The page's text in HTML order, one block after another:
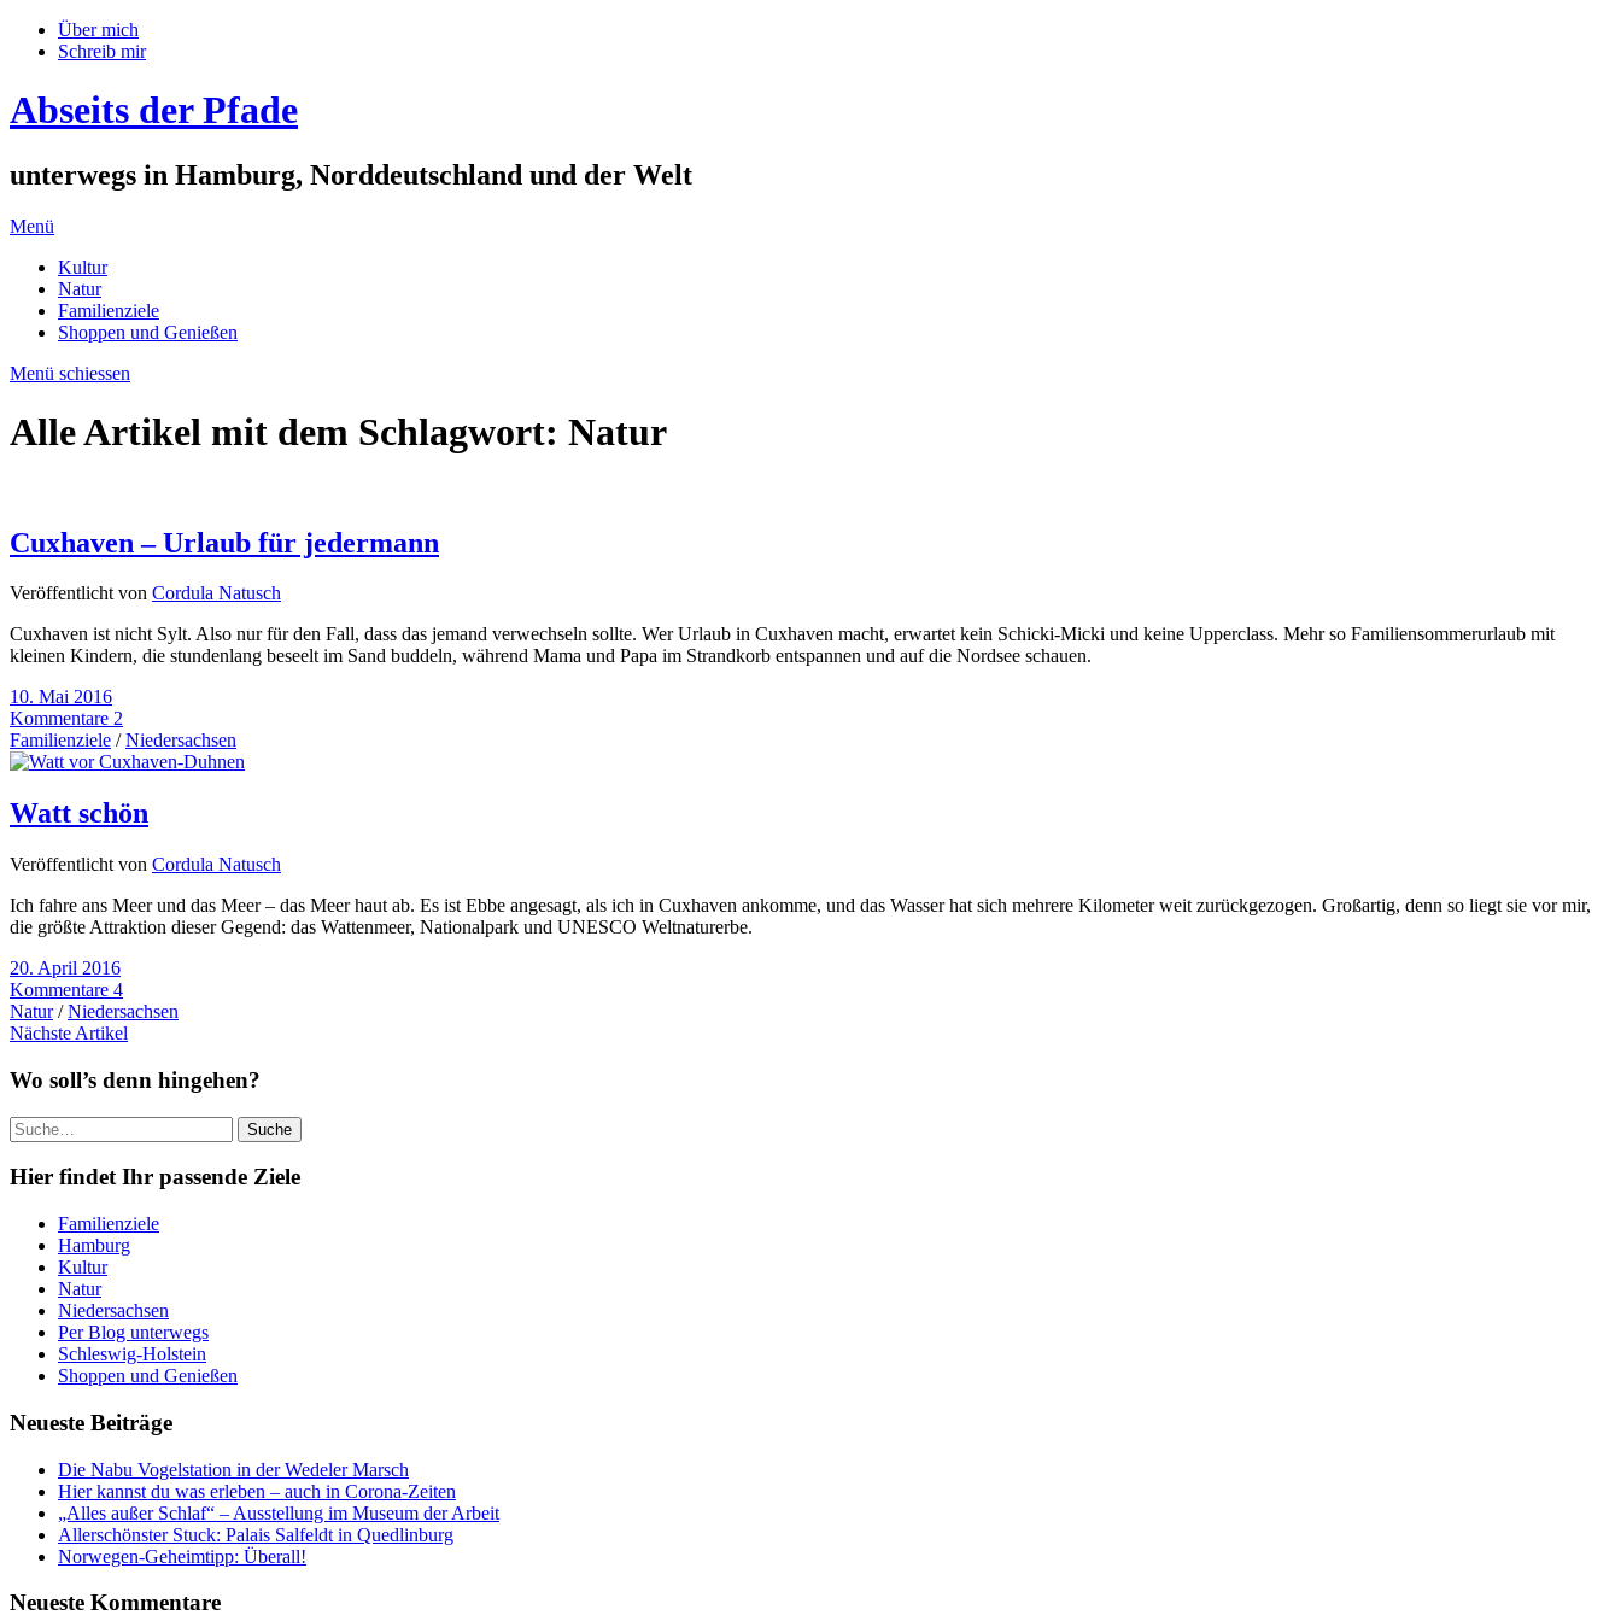
Über mich
Schreib mir
Abseits der Pfade
unterwegs in Hamburg, Norddeutschland und der Welt
Menü
Kultur
Natur
Familienziele
Shoppen und Genießen
Menü schiessen
Alle Artikel mit dem Schlagwort: Natur
Cuxhaven – Urlaub für jedermann
Veröffentlicht von Cordula Natusch
Cuxhaven ist nicht Sylt. Also nur für den Fall, dass das jemand verwechseln sollte. Wer Urlaub in Cuxhaven macht, erwartet kein Schicki-Micki und keine Upperclass. Mehr so Familiensommerurlaub mit
kleinen Kindern, die stundenlang beseelt im Sand buddeln, während Mama und Papa im Strandkorb entspannen und auf die Nordsee schauen.
10. Mai 2016
Kommentare 2
Familienziele /Niedersachsen
Watt schön
Veröffentlicht von Cordula Natusch
Ich fahre ans Meer und das Meer – das Meer haut ab. Es ist Ebbe angesagt, als ich in Cuxhaven ankomme, und das Wasser hat sich mehrere Kilometer weit zurückgezogen. Großartig, denn so liegt sie vor mir,
die größte Attraktion dieser Gegend: das Wattenmeer, Nationalpark und UNESCO Weltnaturerbe.
20. April 2016
Kommentare 4
Natur/Niedersachsen
Nächste Artikel
Wo soll’s denn hingehen?
Suche
Hier findet Ihr passende Ziele
Familienziele
Hamburg
Kultur
Natur
Niedersachsen
Per Blog unterwegs
Schleswig-Holstein
Shoppen und Genießen
Neueste Beiträge
Die Nabu Vogelstation in der Wedeler Marsch
Hier kannst du was erleben – auch in Corona-Zeiten
„Alles außer Schlaf“ – Ausstellung im Museum der Arbeit
Allerschönster Stuck: Palais Salfeldt in Quedlinburg
Norwegen-Geheimtipp: Überall!
Neueste Kommentare